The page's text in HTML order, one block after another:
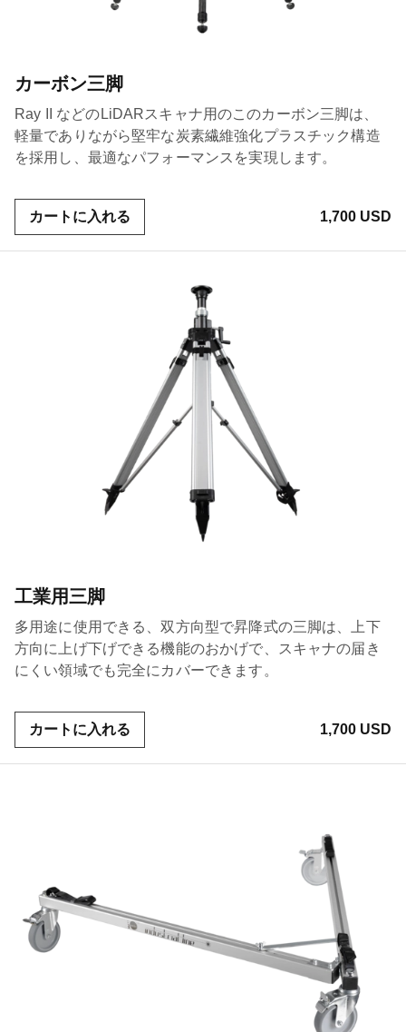
カーボン三脚
Ray II などのLiDARスキャナ用のこのカーボン三脚は、
軽量でありながら堅牢な炭素繊維強化プラスチック構造
を採用し、最適なパフォーマンスを実現します。
カートに入れる 1,700 USD
工業用三脚
多用途に使用できる、双方向型で昇降式の三脚は、上下
方向に上げ下げできる機能のおかげで、スキャナの届き
にくい領域でも完全にカバーできます。
カートに入れる 1,700 USD